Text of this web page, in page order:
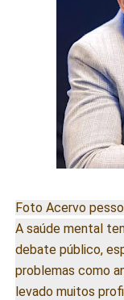
Foto Acervo
A saúde mental
debate público,
problemas como
levado muitos